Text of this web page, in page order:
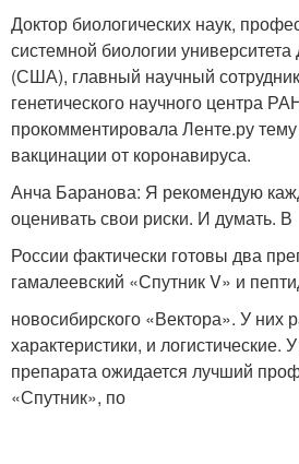
Доктор биологических наук,
системной биологии
(США), главный научный
генетического научного центра
прокомментировала Ленте.ру
вакцинации от коронавируса.
Анча Баранова: Я рекомендую
оценивать свои риски. И думать. В
России фактически готовы два
гамалеевский «Спутник V» и
новосибирского «Вектора». У них
характеристики, и логистические.
препарата ожидается лучший
«Спутник», по